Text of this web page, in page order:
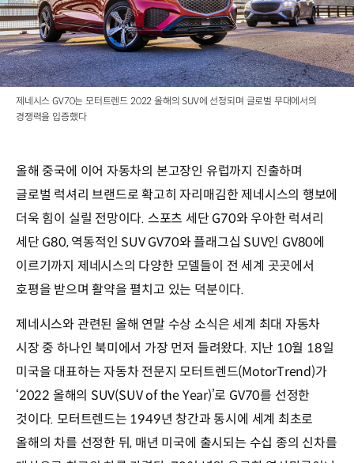
제네시스 GV70는 모터트렌드 2022 올해의 SUV에 선정되며 글로벌 무대에서의
경쟁력을 입증했다
올해 중국에 이어 자동차의 본고장인 유럽까지 진출하며
글로벌 럭셔리 브랜드로 확고히 자리매김한 제네시스의 행보에
더욱 힘이 실릴 전망이다. 스포츠 세단 G70와 우아한 럭셔리
세단 G80, 역동적인 SUV GV70와 플래그십 SUV인 GV80에
이르기까지 제네시스의 다양한 모델들이 전 세계 곳곳에서
호평을 받으며 활약을 펼치고 있는 덕분이다.
제네시스와 관련된 올해 연말 수상 소식은 세계 최대 자동차
시장 중 하나인 북미에서 가장 먼저 들려왔다. 지난 10월 18일
미국을 대표하는 자동차 전문지 모터트렌드(MotorTrend)가
‘2022 올해의 SUV(SUV of the Year)’로 GV70를 선정한
것이다. 모터트렌드는 1949년 창간과 동시에 세계 최초로
올해의 차를 선정한 뒤, 매년 미국에 출시되는 수십 종의 신차를